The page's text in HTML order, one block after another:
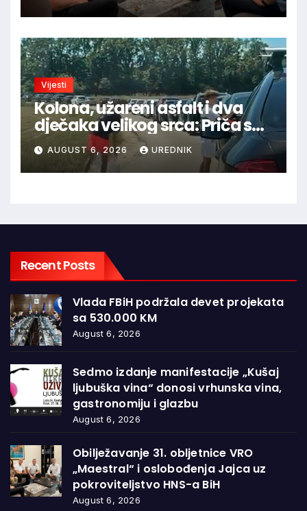
Vijesti
Kolona, užareni asfalt i dva
dječaka velikog srca: Priča s
granice oduševila regiju
AUGUST 6, 2026 UREDNIK
Recent Posts
Vlada FBiH podržala devet projekata
sa 530.000 KM
August 6, 2026
Sedmo izdanje manifestacije „Kušaj
ljubuška vina“ donosi vrhunska vina,
gastronomiju i glazbu
August 6, 2026
Obilježavanje 31. obljetnice VRO
„Maestral“ i oslobođenja Jajca uz
pokroviteljstvo HNS-a BiH
August 6, 2026